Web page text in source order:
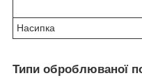
Насипка
Типи оброблюваної